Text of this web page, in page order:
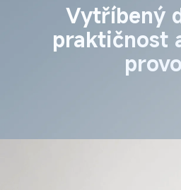
Vytříbený
praktičnost